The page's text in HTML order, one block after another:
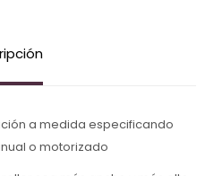
a medida especificando
o motorizado